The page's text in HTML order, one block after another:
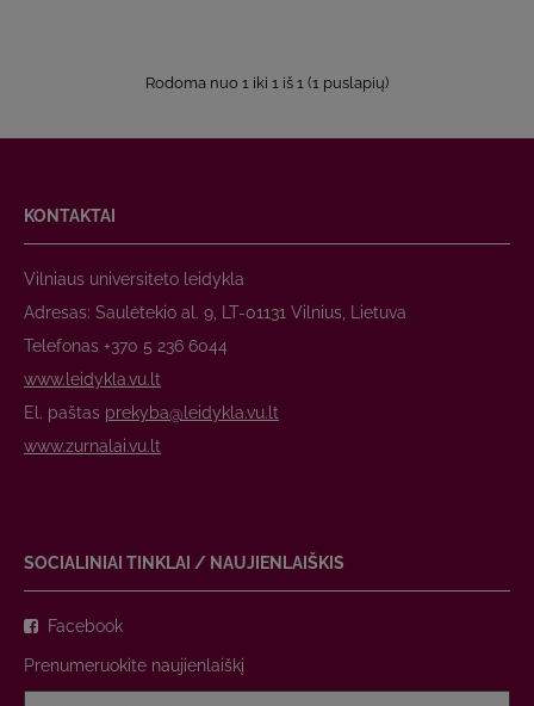
Rodoma nuo 1 iki 1 iš 1 (1 puslapių)
KONTAKTAI
Vilniaus universiteto leidykla
Adresas: Saulėtekio al. 9, LT-01131 Vilnius, Lietuva
Telefonas +370 5 236 6044
www.leidykla.vu.lt
El. paštas prekyba@leidykla.vu.lt
www.zurnalai.vu.lt
SOCIALINIAI TINKLAI / NAUJIENLAIŠKIS
Facebook
Prenumeruokite naujienlaiškį